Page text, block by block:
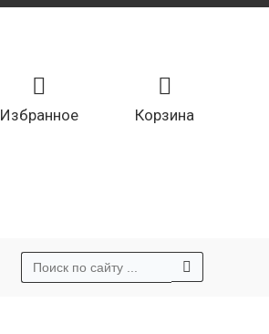
Корзина
Избранное